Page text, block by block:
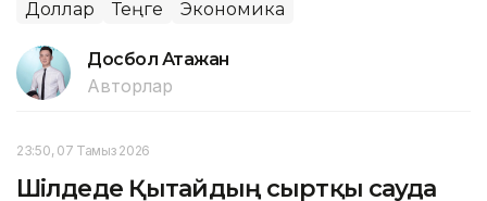
Доллар Теңге Экономика
Досбол Атажан
Авторлар
23:50, 07 Тамыз 2026
Шілдеде Қытайдың сыртқы сауда